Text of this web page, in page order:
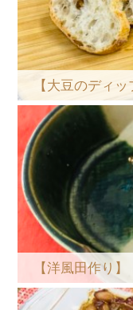
【大豆のディッ
【洋風田作り】